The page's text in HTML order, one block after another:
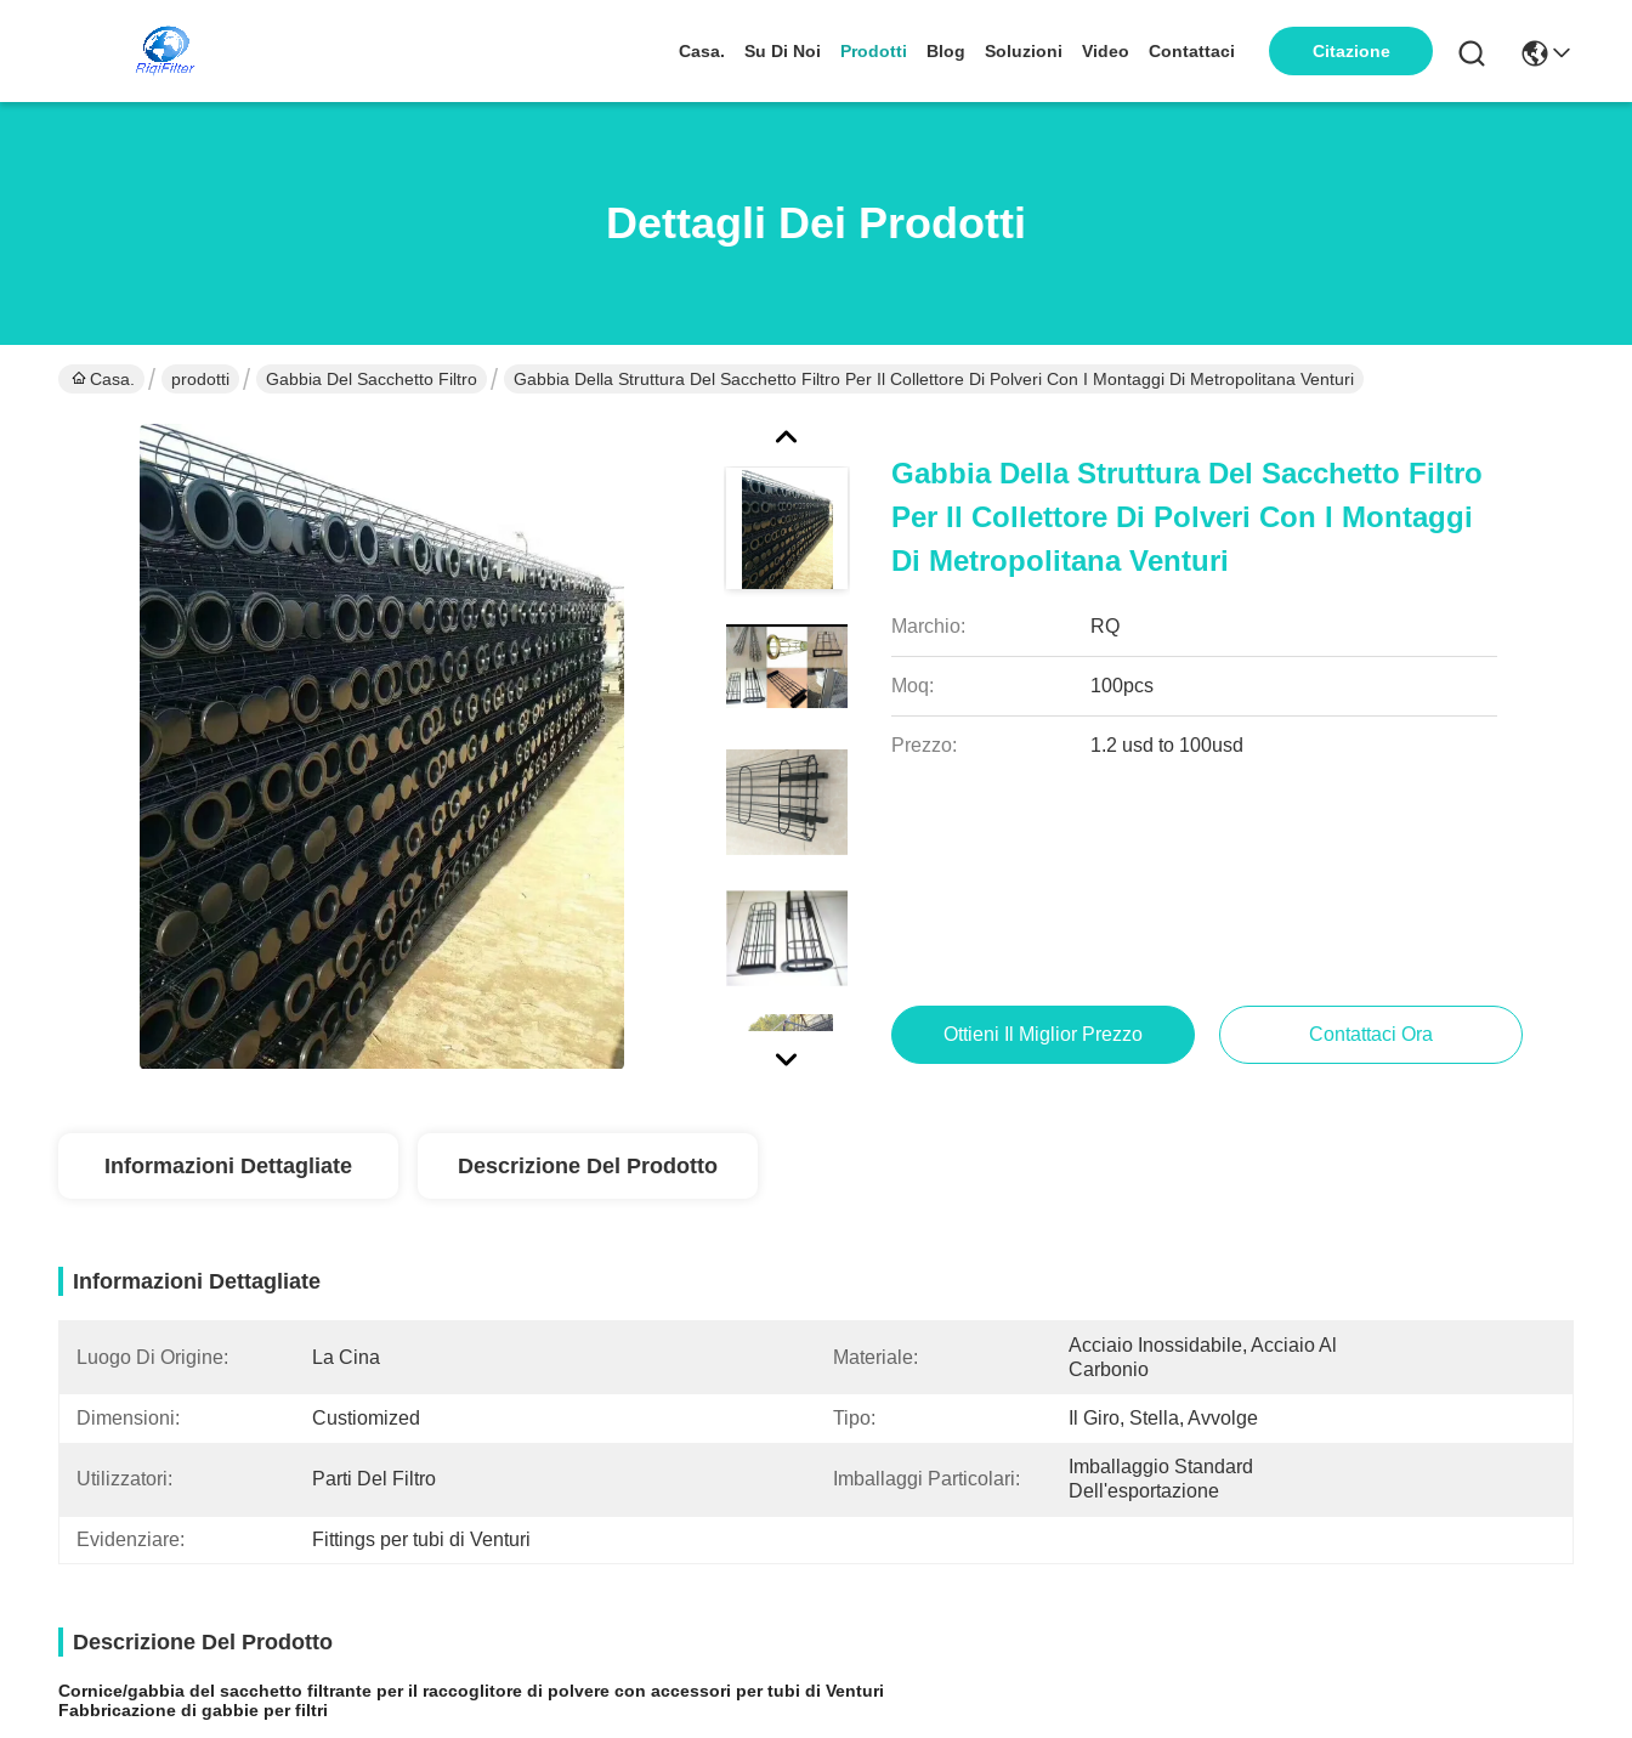
Casa. Su Di Noi Prodotti Blog Soluzioni Video Contattaci Citazione
Dettagli Dei Prodotti
Casa. prodotti Gabbia Del Sacchetto Filtro Gabbia Della Struttura Del Sacchetto Filtro Per Il Collettore Di Polveri Con I Montaggi Di Metropolitana Venturi
Gabbia Della Struttura Del Sacchetto Filtro
Per Il Collettore Di Polveri Con I Montaggi
Di Metropolitana Venturi
Marchio: RQ
Moq: 100pcs
Prezzo: 1.2 usd to 100usd
Ottieni Il Miglior Prezzo Contattaci Ora
Informazioni Dettagliate Descrizione Del Prodotto
Informazioni Dettagliate
Luogo Di Origine: La Cina Materiale:
Acciaio Inossidabile, Acciaio Al
Carbonio
Dimensioni: Custiomized Tipo: Il Giro, Stella, Avvolge
Utilizzatori: Parti Del Filtro Imballaggi Particolari:
Imballaggio Standard
Dell'esportazione
Evidenziare: Fittings per tubi di Venturi
Descrizione Del Prodotto
Cornice/gabbia del sacchetto filtrante per il raccoglitore di polvere con accessori per tubi di Venturi
Fabbricazione di gabbie per filtri